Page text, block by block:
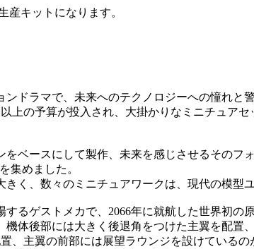
産キットになります。
ドラマで、未来へのテクノロジーへの憧れと
上の予算が投入され、大掛かりなミニチュア
ベースにして製作、未来を感じさせるそのフ
集めました。
く、数々のミニチュアワークは、現代の模型
るゲストメカで、2066年に就航した世界初の
体後部には大きく後退角をつけた主翼を配置
主翼の前部には展望ラウンジを設けているの